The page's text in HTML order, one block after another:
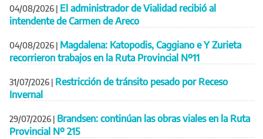
04/08/2026 | El administrador de Vialidad recibió al
intendente de Carmen de Areco
04/08/2026 | Magdalena: Katopodis, Caggiano e Y Zurieta
recorrieron trabajos en la Ruta Provincial Nº11
31/07/2026 | Restricción de tránsito pesado por Receso
Invernal
29/07/2026 | Brandsen: continúan las obras viales en la Ruta
Provincial Nº 215